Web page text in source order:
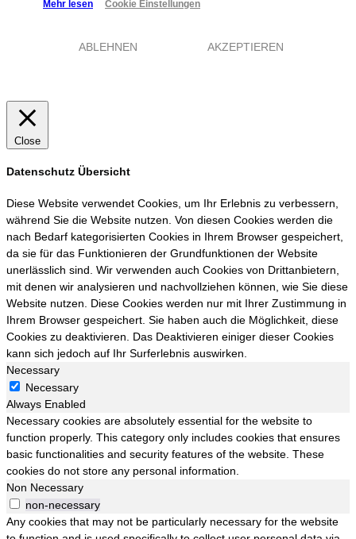
Mehr lesen Cookie Einstellungen
ABLEHNEN AKZEPTIEREN
Close
Datenschutz Übersicht
Diese Website verwendet Cookies, um Ihr Erlebnis zu verbessern,
während Sie die Website nutzen. Von diesen Cookies werden die
nach Bedarf kategorisierten Cookies in Ihrem Browser gespeichert,
da sie für das Funktionieren der Grundfunktionen der Website
unerlässlich sind. Wir verwenden auch Cookies von Drittanbietern,
mit denen wir analysieren und nachvollziehen können, wie Sie diese
Website nutzen. Diese Cookies werden nur mit Ihrer Zustimmung in
Ihrem Browser gespeichert. Sie haben auch die Möglichkeit, diese
Cookies zu deaktivieren. Das Deaktivieren einiger dieser Cookies
kann sich jedoch auf Ihr Surferlebnis auswirken.
Necessary
Necessary
Always Enabled
Necessary cookies are absolutely essential for the website to
function properly. This category only includes cookies that ensures
basic functionalities and security features of the website. These
cookies do not store any personal information.
Non Necessary
non-necessary
Any cookies that may not be particularly necessary for the website